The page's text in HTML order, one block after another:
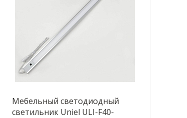
Мебельный светодиодный
светильник Uniel ULI-F40-